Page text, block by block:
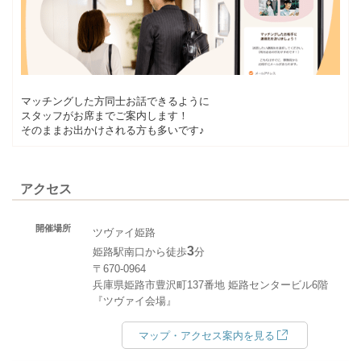
マッチングした方同士お話できるように
スタッフがお席までご案内します！
そのままお出かけされる方も多いです♪
アクセス
開催場所
ツヴァイ姫路
姫路駅南口から徒歩3分
〒670-0964
兵庫県姫路市豊沢町137番地 姫路センタービル6階
『ツヴァイ会場』
マップ・アクセス案内を見る